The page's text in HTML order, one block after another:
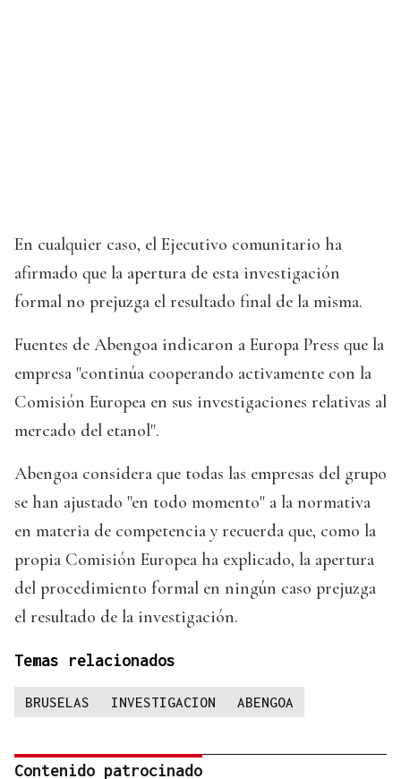
En cualquier caso, el Ejecutivo comunitario ha
afirmado que la apertura de esta investigación
formal no prejuzga el resultado final de la misma.
Fuentes de Abengoa indicaron a Europa Press que la
empresa "continúa cooperando activamente con la
Comisión Europea en sus investigaciones relativas al
mercado del etanol".
Abengoa considera que todas las empresas del grupo
se han ajustado "en todo momento" a la normativa
en materia de competencia y recuerda que, como la
propia Comisión Europea ha explicado, la apertura
del procedimiento formal en ningún caso prejuzga
el resultado de la investigación.
Temas relacionados
BRUSELAS INVESTIGACION ABENGOA
Contenido patrocinado